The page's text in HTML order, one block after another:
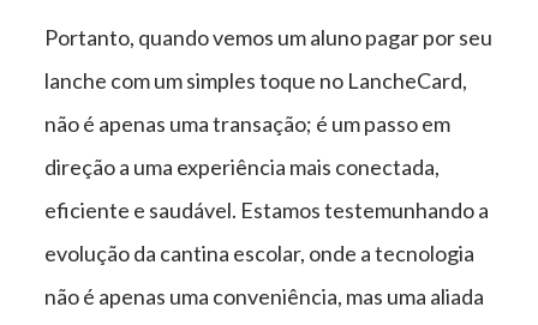
Portanto, quando vemos um aluno pagar por seu
lanche com um simples toque no LancheCard,
não é apenas uma transação; é um passo em
direção a uma experiência mais conectada,
eficiente e saudável. Estamos testemunhando a
evolução da cantina escolar, onde a tecnologia
não é apenas uma conveniência, mas uma aliada